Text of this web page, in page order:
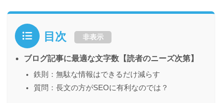
目次 非表示
ブログ記事に最適な文字数【読者のニーズ次第】
鉄則：無駄な情報はできるだけ減らす
質問：長文の方がSEOに有利なのでは？